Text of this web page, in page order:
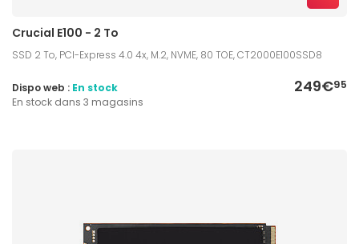
Crucial E100 - 2 To
SSD 2 To, PCI-Express 4.0 4x, M.2, NVME, 80 TOE, CT2000E100SSD8
249€95
Dispo web : En stock
En stock dans 3 magasins